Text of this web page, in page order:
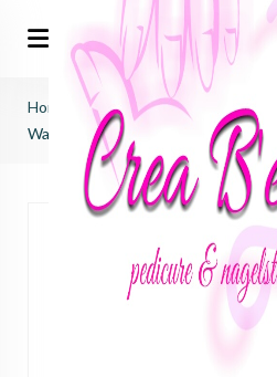
Home just nails (importeur benelux)
Wake & Bake